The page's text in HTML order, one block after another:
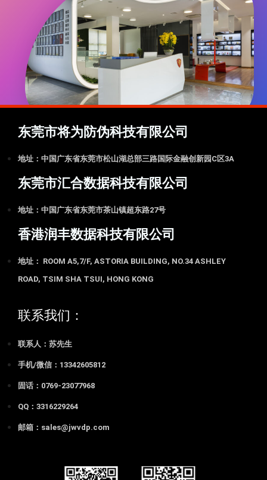
东莞市将为防伪科技有限公司
地址：中国广东省东莞市松山湖总部三路国际金融创新园C区3A
东莞市汇合数据科技有限公司
地址：中国广东省东莞市茶山镇超东路27号
香港润丰数据科技有限公司
地址： ROOM A5,7/F, ASTORIA BUILDING, NO.34 ASHLEY
ROAD, TSIM SHA TSUI, HONG KONG
联系我们：
联系人：苏先生
手机/微信：13342605812
固话：0769-23077968
QQ：3316229264
邮箱：sales@jwvdp.com